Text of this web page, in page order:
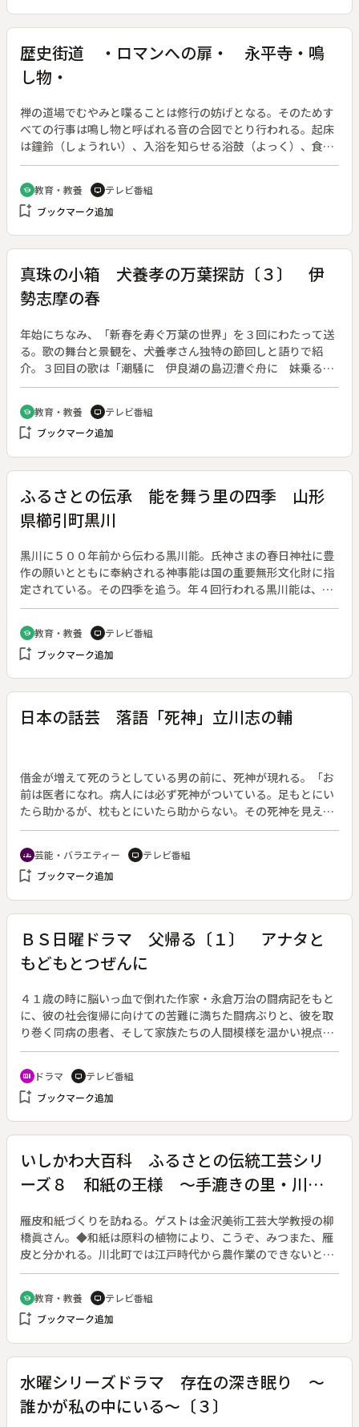
歴史街道 ・ロマンへの扉・ 永平寺・鳴
し物・
禅の道場でむやみと喋ることは修行の妨げとなる。そのためす
べての行事は鳴し物と呼ばれる音の合図でとり行われる。起床
は鐘鈴（しょうれい）、入浴を知らせる浴鼓（よっく）、食事
の準備を知らせる、魚を象った「ほう」などがある。大梵鐘は
一日四回、一杵ごとに一拝してつかれ、修行僧の覚醒を促す。
school 教育・教養 tv テレビ番組
bookmark_add ブックマーク追加
真珠の小箱 犬養孝の万葉探訪〔３〕 伊
勢志摩の春
年始にちなみ、「新春を寿ぐ万葉の世界」を３回にわたって送
る。歌の舞台と景観を、犬養孝さん独特の節回しと語りで紹
介。３回目の歌は「潮騒に 伊良湖の島辺漕ぐ舟に 妹乗るら
むか 荒き島廻を」（柿本人麻呂）など。
school 教育・教養 tv テレビ番組
bookmark_add ブックマーク追加
ふるさとの伝承 能を舞う里の四季 山形
県櫛引町黒川
黒川に５００年前から伝わる黒川能。氏神さまの春日神社に豊
作の願いとともに奉納される神事能は国の重要無形文化財に指
定されている。その四季を追う。年４回行われる黒川能は、集
落の真中にある春日神社を境に「上座の能」を「下座の能」に
分かれて競い合う。最大の舞台は旧正月の祭り「王祇祭」であ
る。黒川の人々は舞うことで、神への感謝を表している。
◆【国指定重要無形文化財】黒川能〔山形県〕
school 教育・教養 tv テレビ番組
bookmark_add ブックマーク追加
日本の話芸 落語「死神」立川志の輔
借金が増えて死のうとしている男の前に、死神が現れる。「お
前は医者になれ。病人には必ず死神がついている。足もとにい
たら助かるが、枕もとにいたら助からない。その死神を見える
ようにしてやる」。男は教えられた通り病人を診断し評判とな
る。ある日、お金持ちから一万両出すので大病の主人を助けて
ほしいと頼まれる。見ると死神が枕もとにいる。
groups 芸能・バラエティー tv テレビ番組
bookmark_add ブックマーク追加
ＢＳ日曜ドラマ 父帰る〔１〕 アナタと
もどもとつぜんに
４１歳の時に脳いっ血で倒れた作家・永倉万治の闘病記をもと
に、彼の社会復帰に向けての苦難に満ちた闘病ぶりと、彼を取
り巻く同病の患者、そして家族たちの人間模様を温かい視点で
描く。（１９９６年１１月１０日～１２月１日放送、全４回）
◆第１回。平成元年の３月、作家の長倉（うじきつよし）は駅
で突然倒れ病院に運ばれる。診断は高血圧性脳出血。緊急手術
で一命をとりとめるが、担当医師は「右半身のマヒと失語症の
師の桜庭や妹の淑江に励まされ、有子の看護の日々が始まる。
recent_actors ドラマ tv テレビ番組
bookmark_add ブックマーク追加
いしかわ大百科 ふるさとの伝統工芸シリ
ーズ８ 和紙の王様 ～手漉きの里・川北
雁皮和紙づくりを訪ねる。ゲストは金沢美術工芸大学教授の柳
橋眞さん。◆和紙は原料の植物により、こうぞ、みつまた、雁
皮と分かれる。川北町では江戸時代から農作業のできないとき
の仕事として紙漉きが広く行われてきたが、今では加藤和紙だ
けとなった。しかし、金箔銀箔を挟んでのばす箔打紙として
は、加藤さんの腕は王様なのだ。紙漉きのプロセスや箔打紙に
加工する作業を紹介する。◆近ごろは小中学校の卒業証書やさ
school 教育・教養 tv テレビ番組
bookmark_add ブックマーク追加
水曜シリーズドラマ 存在の深き眠り ～
誰かが私の中にいる～〔３〕